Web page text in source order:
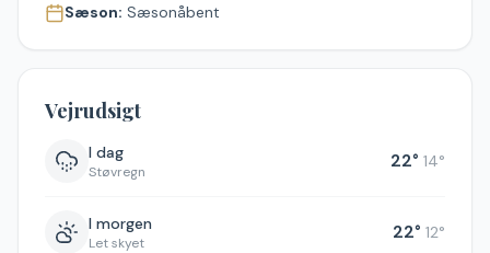
Sæson: Sæsonåbent
Vejrudsigt
I dag
Støvregn 22° 14°
I morgen
Let skyet 22° 12°